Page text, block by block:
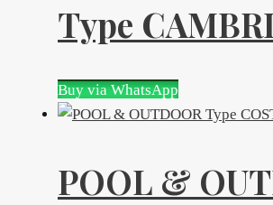
Type
Buy via WhatsApp
POOL &